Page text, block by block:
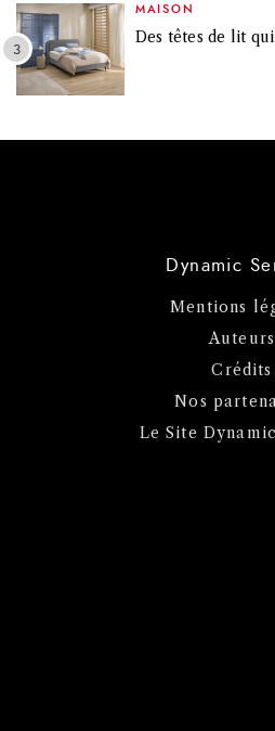
MAISON
Des têtes de lit
Dynamic
Mentions
Auteurs
Crédits
Nos
Le Site